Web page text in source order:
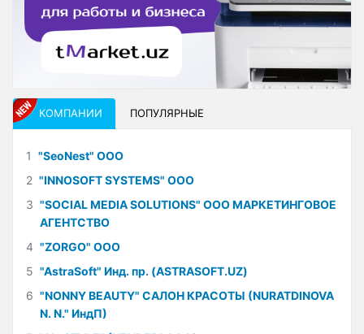
КОМПАНИИ ПОПУЛЯРНЫЕ
1 "SeoNest" ООО
2 "INNOSOFT SYSTEMS" ООО
3 "SOCIAL MEDIA SOLUTIONS" ООО МАРКЕТИНГОВОЕ
АГЕНТСТВО
4 "ZORGO" ООО
5 "AstraSoft" Инд. пр. (ASTRASOFT.UZ)
6 "NONNY BEAUTY" САЛОН КРАСОТЫ (NURATDINOVA
N. N." ИндП)